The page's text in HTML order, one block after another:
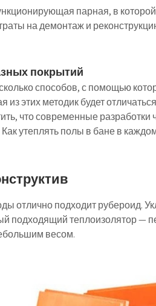
парная, в
на демонтаж и
покрытий
способов, с помощью
из этих методик будет
что современные
утеплять полы в бане в
отлично подходит рубероид.
подходящий теплоизолятор —
весом.